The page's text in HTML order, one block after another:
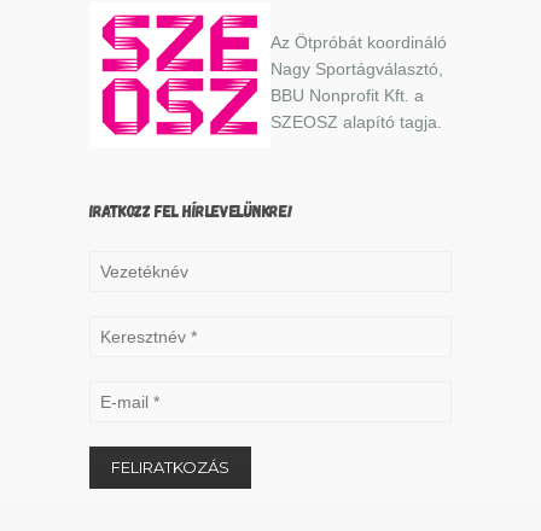
Az Ötpróbát koordináló
Nagy Sportágválasztó,
BBU Nonprofit Kft. a
SZEOSZ alapító tagja.
IRATKOZZ FEL HÍRLEVELÜNKRE!